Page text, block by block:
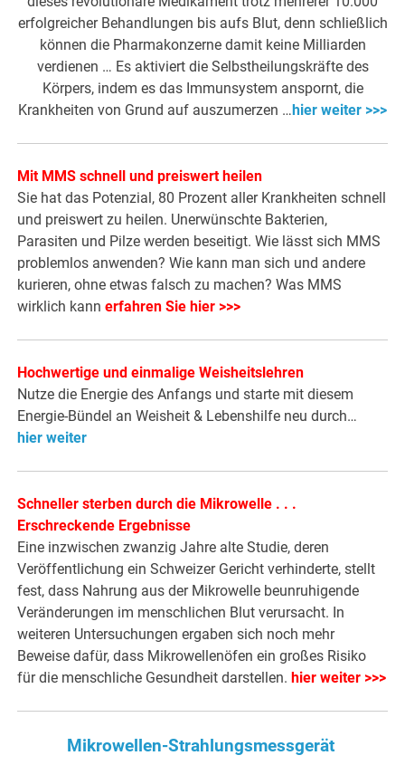
erfolgreicher Behandlungen bis aufs Blut, denn schließlich
können die Pharmakonzerne damit keine Milliarden
verdienen … Es aktiviert die Selbstheilungskräfte des
Körpers, indem es das Immunsystem anspornt, die
Krankheiten von Grund auf auszumerzen … hier weiter >>>
Mit MMS schnell und preiswert heilen
Sie hat das Potenzial, 80 Prozent aller Krankheiten schnell
und preiswert zu heilen. Unerwünschte Bakterien,
Parasiten und Pilze werden beseitigt. Wie lässt sich MMS
problemlos anwenden? Wie kann man sich und andere
kurieren, ohne etwas falsch zu machen? Was MMS
wirklich kannerfahren Sie hier >>>
Hochwertige und einmalige Weisheitslehren
Nutze die Energie des Anfangs und starte mit diesem
Energie-Bündel an Weisheit & Lebenshilfe neu durch…
hier weiter
Schneller sterben durch die Mikrowelle . . .
Erschreckende Ergebnisse
Eine inzwischen zwanzig Jahre alte Studie, deren
Veröffentlichung ein Schweizer Gericht verhinderte, stellt
fest, dass Nahrung aus der Mikrowelle beunruhigende
Veränderungen im menschlichen Blut verursacht. In
weiteren Untersuchungen ergaben sich noch mehr
Beweise dafür, dass Mikrowellenöfen ein großes Risiko
für die menschliche Gesundheit darstellen. hier weiter >>>
Mikrowellen-Strahlungsmessgerät